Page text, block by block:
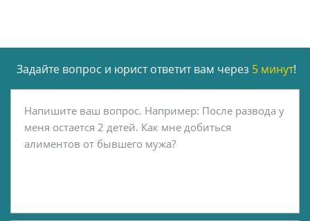
Задайте вопрос и юрист ответит вам через 5 минут!